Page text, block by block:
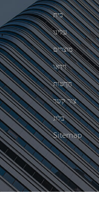
בית
עלינו
מוצרים
וִידֵאוֹ
חֲדָשׁוֹת
צור קשר
בלוג
Sitemap